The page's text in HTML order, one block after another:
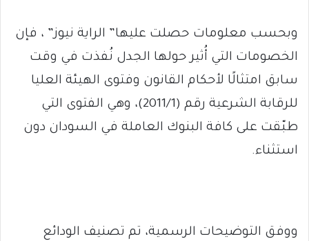
وبحسب معلومات حصلت عليها” الراية نيوز” ، فإن
الخصومات التي أُثير حولها الجدل نُفذت في وقت
سابق امتثالًا لأحكام القانون وفتوى الهيئة العليا
للرقابة الشرعية رقم (2011/1)، وهي الفتوى التي
طبّقت على كافة البنوك العاملة في السودان دون
استثناء.
ووفق التوضيحات الرسمية، تم تصنيف الودائع